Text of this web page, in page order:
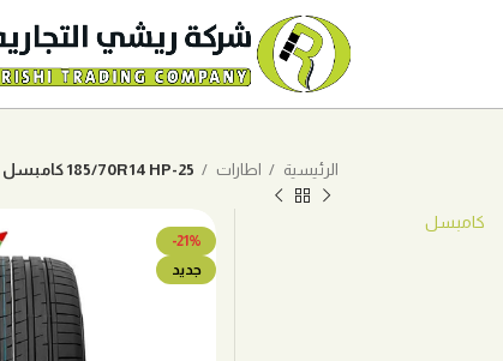
الرئيسية اطارات 185/70R14 HP-25 كامبسل
-21%
جديد
كامبسل